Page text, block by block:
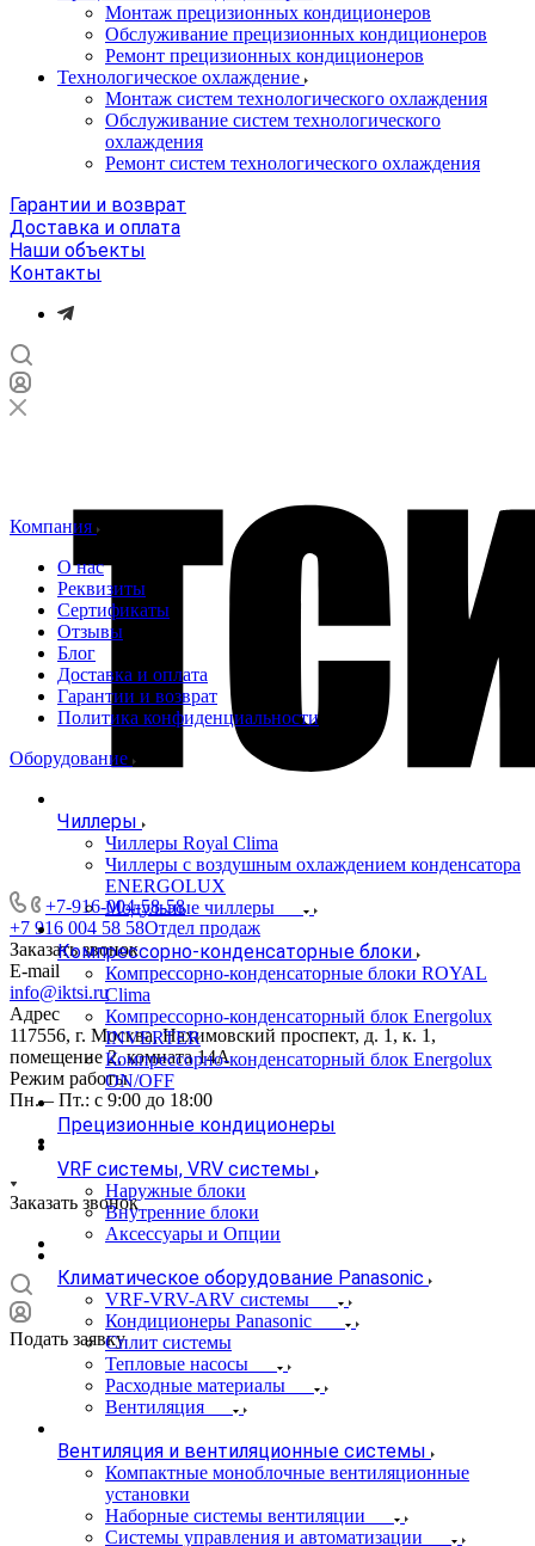
Монтаж прецизионных кондиционеров
Обслуживание прецизионных кондиционеров
Ремонт прецизионных кондиционеров
Технологическое охлаждение
Монтаж систем технологического охлаждения
Обслуживание систем технологического
охлаждения
Ремонт систем технологического охлаждения
Гарантии и возврат
Доставка и оплата
Наши объекты
Контакты
+7-916-004-58-58
+7 916 004 58 58Отдел продаж
Заказать звонок
E-mail
info@iktsi.ru
Адрес
117556, г. Москва, Нахимовский проспект, д. 1, к. 1,
помещение 2, комната 14А
Режим работы
Пн. – Пт.: с 9:00 до 18:00
Заказать звонок
Подать заявку
Компания
О нас
Реквизиты
Сертификаты
Отзывы
Блог
Доставка и оплата
Гарантии и возврат
Политика конфиденциальности
Оборудование
Чиллеры
Чиллеры Royal Clima
Чиллеры с воздушным охлаждением конденсатора
ENERGOLUX
Модульные чиллеры
Компрессорно-конденсаторные блоки
Компрессорно-конденсаторные блоки ROYAL
Clima
Компрессорно-конденсаторный блок Energolux
INVERTER
Компрессорно-конденсаторный блок Energolux
ON/OFF
Прецизионные кондиционеры
VRF системы, VRV системы
Наружные блоки
Внутренние блоки
Аксессуары и Опции
Климатическое оборудование Panasonic
VRF-VRV-ARV системы
Кондиционеры Panasonic
Сплит системы
Тепловые насосы
Расходные материалы
Вентиляция
Вентиляция и вентиляционные системы
Компактные моноблочные вентиляционные
установки
Наборные системы вентиляции
Системы управления и автоматизации